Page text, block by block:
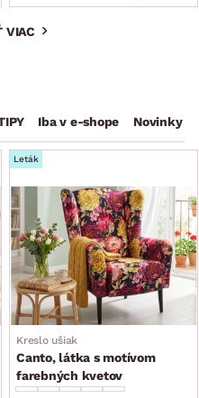
VIAC
Iba v e-shope Novinky
Leták
Kreslo ušiak
Canto, látka s motívom
farebných kvetov